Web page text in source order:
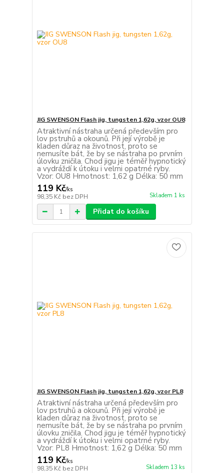
JIG SWENSON Flash jig, tungsten 1,62g, vzor OU8
Atraktivní nástraha určená především pro
lov pstruhů a okounů. Při její výrobě je
kladen důraz na životnost, proto se
nemusíte bát, že by se nástraha po prvním
úlovku zničila. Chod jigu je téměř hypnotický
a vydráždí k útoku i velmi opatrné ryby.
Vzor: OU8 Hmotnost: 1,62 g Délka: 50 mm
119 Kč/ks
98,35 Kč bez DPH Skladem 1 ks
Přidat do košíku
JIG SWENSON Flash jig, tungsten 1,62g, vzor PL8
Atraktivní nástraha určená především pro
lov pstruhů a okounů. Při její výrobě je
kladen důraz na životnost, proto se
nemusíte bát, že by se nástraha po prvním
úlovku zničila. Chod jigu je téměř hypnotický
a vydráždí k útoku i velmi opatrné ryby.
Vzor: PL8 Hmotnost: 1,62 g Délka: 50 mm
119 Kč/ks
98,35 Kč bez DPH Skladem 13 ks